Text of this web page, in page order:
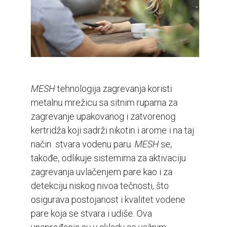
MESHtehnologija zagrevanja koristi
metalnu mrežicu sa sitnim rupama za
zagrevanje upakovanog i zatvorenog
kertridža koji sadrži nikotin i arome i na taj
način stvara vodenu paru. MESHse,
takođe, odlikuje sistemima za aktivaciju
zagrevanja uvlačenjem pare kao i za
detekciju niskog nivoa tečnosti, što
osigurava postojanost i kvalitet vodene
pare koja se stvara i udiše. Ova